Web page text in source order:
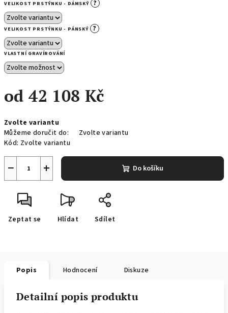
VELIKOST PRSTÝNKU - DÁMSKÝ ?
VELIKOST PRSTÝNKU - PÁNSKÝ ?
VLASTNÍ GRAVÍROVÁNÍ
od42 108 Kč
cena:
Zvolte variantu
Můžeme doručit do:
Zvolte variantu
Kód: Zvolte variantu
+
− Do košíku
Zeptat se Hlídat Sdílet
Popis Hodnocení Diskuze
Detailní popis produktu